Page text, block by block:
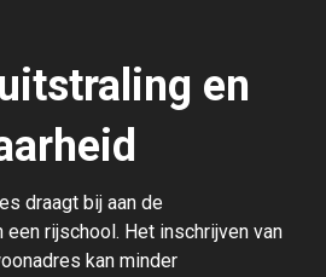
en
draagt bij aan de
rijschool. Het inschrijven van
kan minder